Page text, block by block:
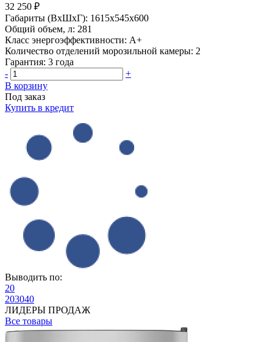
32 250 ₽
Габариты (ВхШхГ): 1615x545x600
Общий объем, л: 281
Класс энергоэффективности: A+
Количество отделений морозильной камеры: 2
Гарантия: 3 года
-
+
В корзину
Под заказ
Купить в кредит
Выводить по:
20
203040
ЛИДЕРЫ ПРОДАЖ
Все товары